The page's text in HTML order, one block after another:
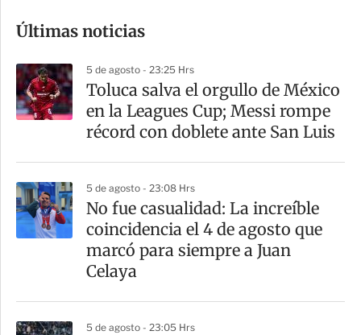
m
a
r
t
Últimas noticias
5 de agosto - 23:25 Hrs
Toluca salva el orgullo de México
en la Leagues Cup; Messi rompe
récord con doblete ante San Luis
5 de agosto - 23:08 Hrs
No fue casualidad: La increíble
coincidencia el 4 de agosto que
marcó para siempre a Juan
Celaya
5 de agosto - 23:05 Hrs